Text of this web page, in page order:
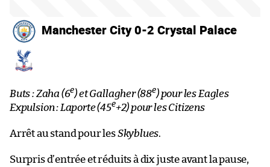
Manchester City 0-2 Crystal Palace
Buts : Zaha (6e) et Gallagher (88e) pour les Eagles
Expulsion : Laporte (45e+2) pour les Citizens
Arrêt au stand pour lesSkyblues.
Surpris d’entrée et réduits à dix juste avant la pause,